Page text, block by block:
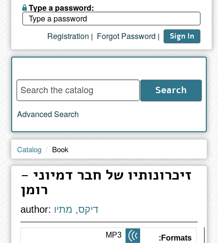
Type a password:
Sign In
|
Forgot Password
|
Registration
Enter
words
to
search
catalog
Search
Advanced Search
Catalog Book
זיכרונותיו של חבר דמיוני -
רומן
author: דיקס, מתיו
Formats: